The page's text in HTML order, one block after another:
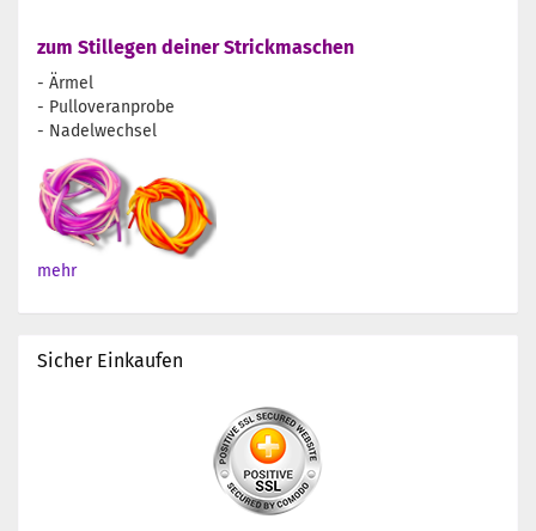
zum Stillegen deiner Strickmaschen
- Ärmel
- Pulloveranprobe
- Nadelwechsel
mehr
Sicher Einkaufen